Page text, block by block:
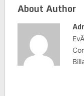
About Author